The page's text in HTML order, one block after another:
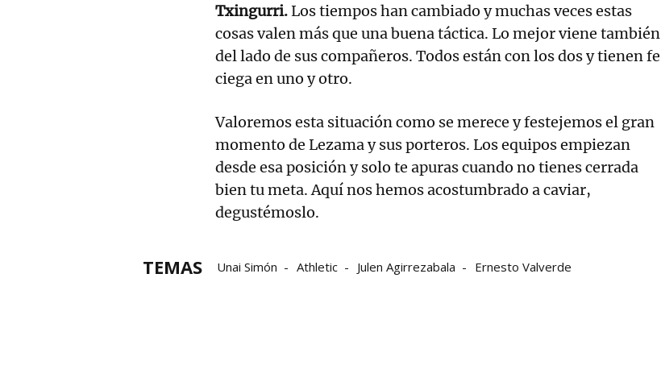
Txingurri.Los tiempos han cambiado y muchas veces estas
cosas valen más que una buena táctica. Lo mejor viene también
del lado de sus compañeros. Todos están con los dos y tienen fe
ciega en uno y otro.
Valoremos esta situación como se merece y festejemos el gran
momento de Lezama y sus porteros. Los equipos empiezan
desde esa posición y solo te apuras cuando no tienes cerrada
bien tu meta. Aquí nos hemos acostumbrado a caviar,
degustémoslo.
TEMAS Unai Simón Athletic Julen Agirrezabala Ernesto Valverde